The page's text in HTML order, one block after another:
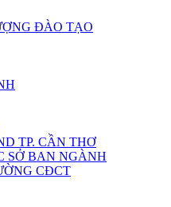
ĐÀO TẠO
TP. CẦN THƠ
SỞ BAN NGÀNH
CĐCT